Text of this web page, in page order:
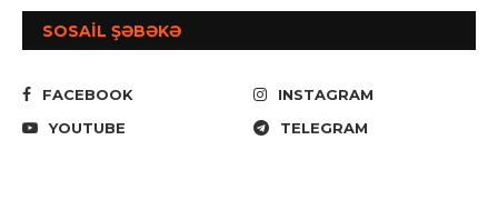
SOSAİL ŞƏBƏKƏ
FACEBOOK
INSTAGRAM
YOUTUBE
TELEGRAM